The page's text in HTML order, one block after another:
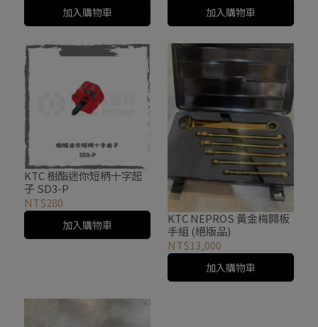
加入購物車 加入購物車
KTC 樹酯迷你短柄十字起
子 SD3-P
NT$280
加入購物車
KTC NEPROS 黃金梅開板
手組 (絕版品)
NT$13,000
加入購物車